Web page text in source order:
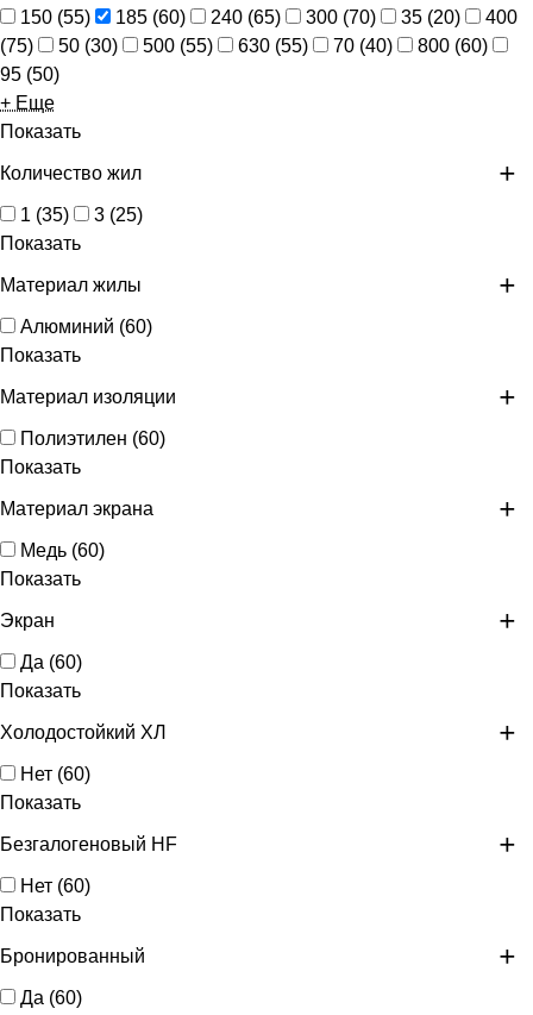
150 (55) 185 (60) 240 (65) 300 (70) 35 (20)
400
(75) 50 (30) 500 (55) 630 (55) 70 (40) 800 (60)
95 (50)
+ Еще
Показать
Количество жил
1 (35) 3 (25)
Показать
Материал жилы
Алюминий (60)
Показать
Материал изоляции
Полиэтилен (60)
Показать
Материал экрана
Медь (60)
Показать
Экран
Да (60)
Показать
Холодостойкий ХЛ
Нет (60)
Показать
Безгалогеновый HF
Нет (60)
Показать
Бронированный
Да (60)